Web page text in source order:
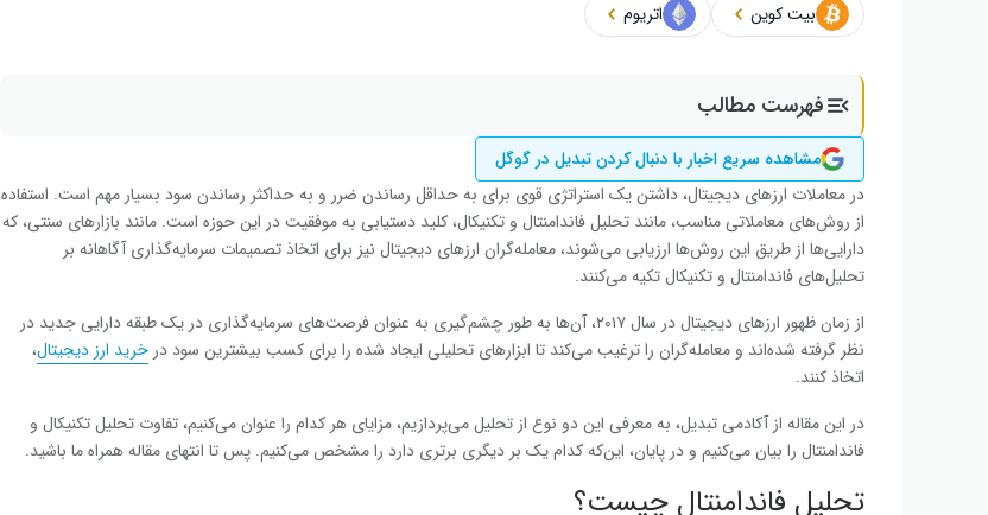
بیت کوین اتریوم
فهرست مطالب
مشاهده سریع اخبار با دنبال کردن تبدیل در گوگل
در معاملات ارزهای دیجیتال، داشتن یک استراتژی قوی برای به حداقل رساندن ضرر و به حداکثر رساندن سود بسیار مهم است. استفاده
از روش‌های معاملاتی مناسب، مانند تحلیل فاندامنتال و تکنیکال، کلید دستیابی به موفقیت در این حوزه است. مانند بازارهای سنتی، که
دارایی‌ها از طریق این روش‌ها ارزیابی می‌شوند، معامله‌گران ارزهای دیجیتال نیز برای اتخاذ تصمیمات سرمایه‌گذاری آگاهانه بر
تحلیل‌های فاندامنتال و تکنیکال تکیه می‌کنند.
از زمان ظهور ارزهای دیجیتال در سال ۲۰۱۷، آن‌ها به طور چشم‌گیری به عنوان فرصت‌های سرمایه‌گذاری در یک طبقه دارایی جدید در
نظر گرفته شده‌اند و معامله‌گران را ترغیب می‌کند تا ابزارهای تحلیلی ایجاد شده را برای کسب بیشترین سود در خرید ارز دیجیتال،
اتخاذ کنند.
در این مقاله از آکادمی تبدیل، به معرفی این دو نوع از تحلیل می‌پردازیم، مزایای هر کدام را عنوان می‌کنیم، تفاوت تحلیل تکنیکال و
فاندامنتال را بیان می‌کنیم و در پایان، این‌که کدام‌ یک بر دیگری برتری دارد را مشخص می‌کنیم. پس تا انتهای مقاله همراه ما باشید.
تحلیل فاندامنتال چیست؟